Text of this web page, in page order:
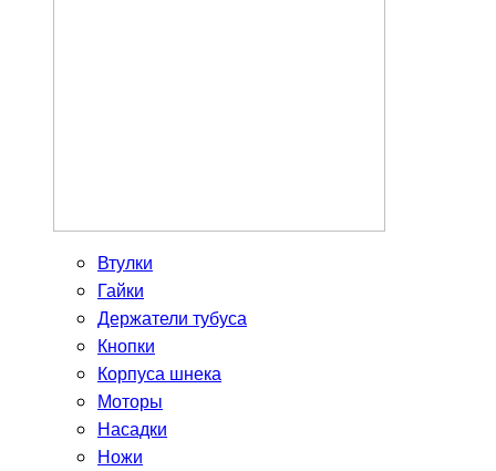
Втулки
Гайки
Держатели тубуса
Кнопки
Корпуса шнека
Моторы
Насадки
Ножи